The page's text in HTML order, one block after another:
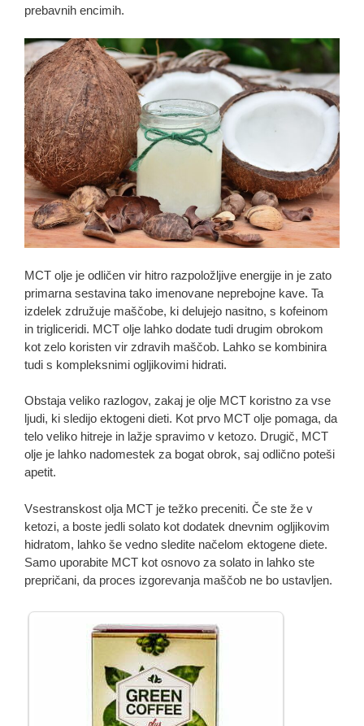
prebavnih encimih.
MCT olje je odličen vir hitro razpoložljive energije in je zato
primarna sestavina tako imenovane neprebojne kave. Ta
izdelek združuje maščobe, ki delujejo nasitno, s kofeinom
in trigliceridi. MCT olje lahko dodate tudi drugim obrokom
kot zelo koristen vir zdravih maščob. Lahko se kombinira
tudi s kompleksnimi ogljikovimi hidrati.
Obstaja veliko razlogov, zakaj je olje MCT koristno za vse
ljudi, ki sledijo ektogeni dieti. Kot prvo MCT olje pomaga, da
telo veliko hitreje in lažje spravimo v ketozo. Drugič, MCT
olje je lahko nadomestek za bogat obrok, saj odlično poteši
apetit.
Vsestranskost olja MCT je težko preceniti. Če ste že v
ketozi, a boste jedli solato kot dodatek dnevnim ogljikovim
hidratom, lahko še vedno sledite načelom ektogene diete.
Samo uporabite MCT kot osnovo za solato in lahko ste
prepričani, da proces izgorevanja maščob ne bo ustavljen.